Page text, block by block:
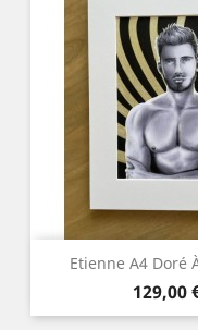
Etienne A4 Doré
Prix
129,00